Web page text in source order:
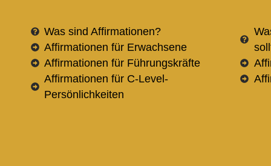
Was sind Affirmationen?
Affirmationen für Erwachsene
Affirmationen für Führungskräfte
Affirmationen für C-Level-
Persönlichkeiten